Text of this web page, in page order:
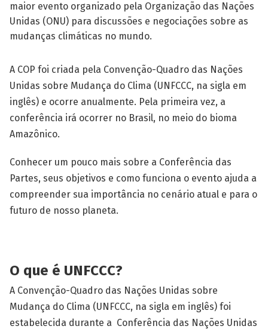
maior evento organizado pela Organização das Nações
Unidas (ONU) para discussões e negociações sobre as
mudanças climáticas no mundo.
A COP foi criada pela Convenção-Quadro das Nações
Unidas sobre Mudança do Clima (UNFCCC, na sigla em
inglês) e ocorre anualmente. Pela primeira vez, a
conferência irá ocorrer no Brasil, no meio do bioma
Amazônico.
Conhecer um pouco mais sobre a Conferência das
Partes, seus objetivos e como funciona o evento ajuda a
compreender sua importância no cenário atual e para o
futuro de nosso planeta.
O que é UNFCCC?
A Convenção-Quadro das Nações Unidas sobre
Mudança do Clima (UNFCCC, na sigla em inglês) foi
estabelecida durante a Conferência das Nações Unidas